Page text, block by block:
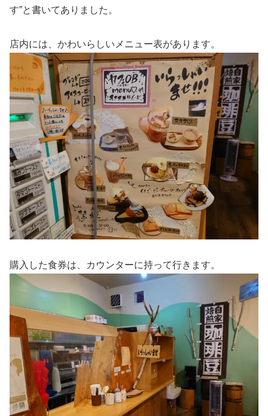
す”と書いてありました。
店内には、かわいらしいメニュー表があります。
購入した食券は、カウンターに持って行きます。